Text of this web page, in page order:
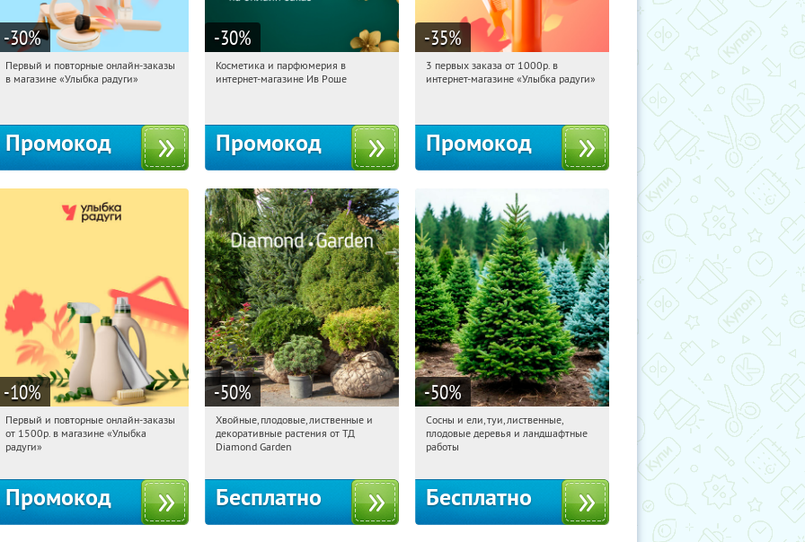
-30%
10:05:12 Получили:2
Первый и повторные онлайн-заказы
в магазине «Улыбка радуги»
Промокод
-30%
10:05:12 Получили:
Косметика и парфюмерия в
интернет-магазине Ив Роше
Промокод
-35%
10:05:12 Получили:
3 первых заказа от 1000р. в
интернет-магазине «Улыбка радуги»
Промокод
-10%
10:05:12 Получили:1
Россия
Первый и повторные онлайн-заказы
от 1500р. в магазине «Улыбка
радуги»
Промокод
-50%
10:05:12 Получили:
Выставочная
Хвойные, плодовые, лиственные и
декоративные растения от ТД
Diamond Garden
Бесплатно
-50%
10:05:12 Получили:
Московская обл., г. Химки,
Сосны и ели, туи, лиственные,
плодовые деревья и ландшафтные
работы
Бесплатно